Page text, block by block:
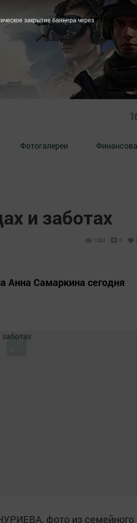
Фотогалереи
и заботах
1282 0
Анна Самаркина сегодня
фото из семейного
закрытие баннера через